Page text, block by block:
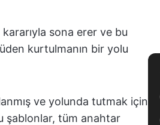
sona erer ve bu
kurtulmanın bir yolu
ve yolunda tutmak için
şablonlar, tüm anahtar